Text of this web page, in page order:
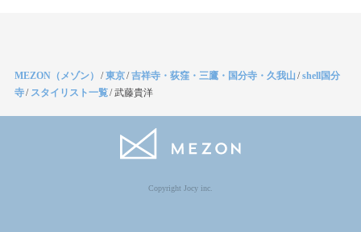
MEZON（メゾン） /東京/吉祥寺・荻窪・三鷹・国分寺・久我山 /shell国分
寺/ スタイリスト一覧/武藤貴洋
Copyright Jocy inc.